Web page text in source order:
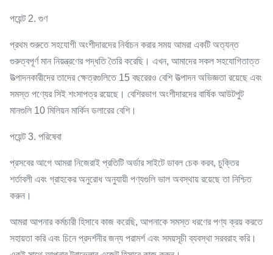
পয়েন্ট 2. গুণ
প্রথম শুরুতে সহযোগী অংশীদারদের নির্বাচন করার সময় আমরা একটি অত্যন্ত
গুরুত্বপূর্ণ মান নিয়ন্ত্রণের পদ্ধতি তৈরি করেছি। এখন, আমাদের সকল সহযোগিতাত্ত
উত্পাদনকারীদের তাদের ক্ষেত্রগুলিতে 15 বছরেরও বেশি উত্পাদন অভিজ্ঞতা রয়েছে এবং
সমস্ত পণ্যের সিই শংসাপত্র রয়েছে। বেশিরভাগ অংশীদারদের বার্ষিক আউটপুট
মানগুলি 10 মিলিয়ন মার্কিন ডলারের বেশি।
পয়েন্ট 3. পরিষেবা
প্রসবের আগে আমরা নিজেরাই প্রতিটি অর্ডার সাইটে ডাবল চেক করব, চুক্তির
শর্তাবলী এবং গ্রাহকের অনুরোধ অনুযায়ী পণ্যগুলি ভাল অবস্থায় রয়েছে তা নিশ্চিত
করুন।
আমরা আপনার কর্মচারী হিসাবে কাজ করেছি, আপনাকে সমস্ত ধরণের পণ্য ক্রয় করতে
সহায়তা করি এবং চিনে প্রদর্শনীর জন্য পরামর্শ এবং সময়সূচী ব্যবস্থা সরবরাহ করি।